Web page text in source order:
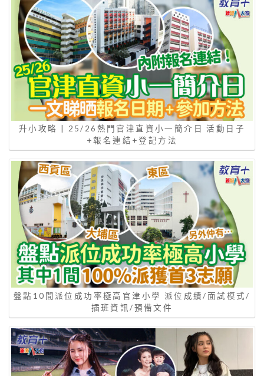
升小攻略 | 25/26熱門官津直資小一簡介日 活動日子
+報名連結+登記方法
盤點10間派位成功率極高官津小學 派位成績/面試模式/
插班資訊/預備文件